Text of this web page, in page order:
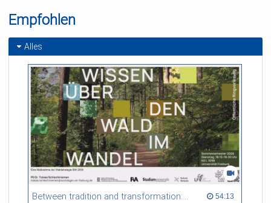
Die WM 2026 steht kurz vorm Anpfiff – wie groß ist die
Fußballbegeisterung in Freiburg? uniCROSS hat sich
Turnier komplett egal?
Empfohlen
Alles
Between tradition and transformation: how owners, advisers and institutions co-create knowledge for resilient forests in Europe 54:13
54:13 duration